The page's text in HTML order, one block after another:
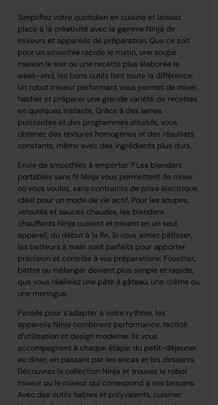
Simplifiez votre quotidien en cuisine et laissez
place à la créativité avec la gamme Ninja de
mixeurs et appareils de préparation. Que ce soit
pour un smoothie rapide le matin, une soupe
maison le soir ou une recette plus élaborée le
week-end, les bons outils font toute la différence.
Un robot mixeur performant vous permet de mixer,
hacher et préparer une grande variété de recettes
en quelques instants. Grâce à des lames
puissantes et des programmes intuitifs, vous
obtenez des textures homogènes et des résultats
constants, même avec des ingrédients plus durs.
Envie de smoothies à emporter ? Les blenders
portables sans fil Ninja vous permettent de mixer
où vous voulez, sans contrainte de prise électrique,
idéal pour un mode de vie actif. Pour les soupes,
veloutés et sauces chaudes, les blenders
chauffants Ninja cuisent et mixent en un seul
appareil, du début à la fin. Si vous aimez pâtisser,
les batteurs à main sont parfaits pour apporter
précision et contrôle à vos préparations. Fouetter,
battre ou mélanger devient plus simple et rapide,
que vous réalisiez une pâte à gâteau, une crème ou
une meringue.
Pensés pour s’adapter à votre rythme, les
appareils Ninja combinent performance, facilité
d’utilisation et design moderne. Ils vous
accompagnent à chaque étape, du petit-déjeuner
au dîner, en passant par les encas et les desserts.
Découvrez la collection Ninja et trouvez le robot
mixeur ou le mixeur qui correspond à vos besoins.
Avec des outils fiables et polyvalents, cuisiner